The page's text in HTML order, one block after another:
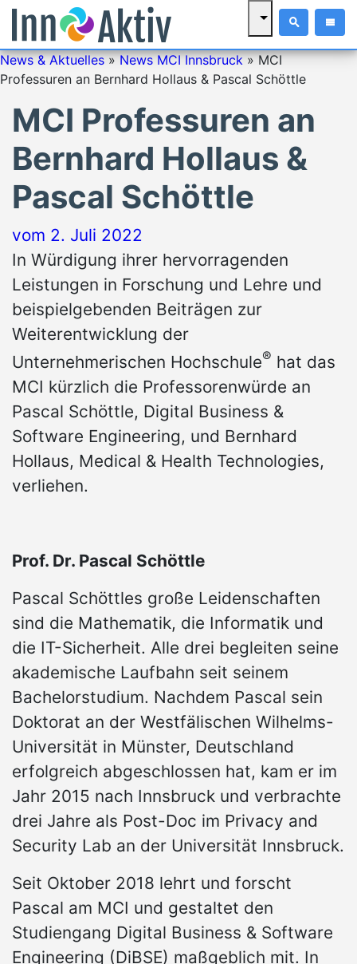
News & Aktuelles»News MCI Innsbruck»MCI
Professuren an Bernhard Hollaus & Pascal Schöttle
MCI Professuren an
Bernhard Hollaus &
Pascal Schöttle
vom 2. Juli 2022
In Würdigung ihrer hervorragenden
Leistungen in Forschung und Lehre und
beispielgebenden Beiträgen zur
Weiterentwicklung der
Unternehmerischen Hochschule® hat das
MCI kürzlich die Professorenwürde an
Pascal Schöttle, Digital Business &
Software Engineering, und Bernhard
Hollaus, Medical & Health Technologies,
verliehen.
Prof. Dr. Pascal Schöttle
Pascal Schöttles große Leidenschaften
sind die Mathematik, die Informatik und
die IT-Sicherheit. Alle drei begleiten seine
akademische Laufbahn seit seinem
Bachelorstudium. Nachdem Pascal sein
Doktorat an der Westfälischen Wilhelms-
Universität in Münster, Deutschland
erfolgreich abgeschlossen hat, kam er im
Jahr 2015 nach Innsbruck und verbrachte
drei Jahre als Post-Doc im Privacy and
Security Lab an der Universität Innsbruck.
Seit Oktober 2018 lehrt und forscht
Pascal am MCI und gestaltet den
Studiengang Digital Business & Software
Engineering (DiBSE) maßgeblich mit. In